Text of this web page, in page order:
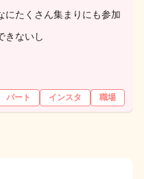
にたくさん集まりにも参加
きないし
パート インスタ 職場